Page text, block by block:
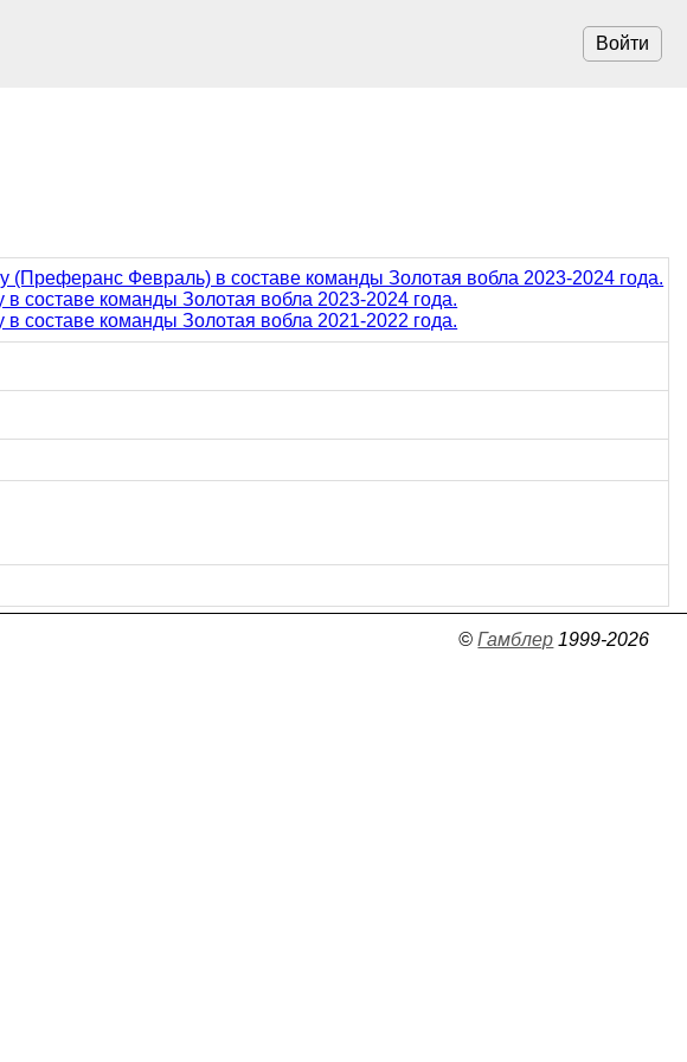
Войти
(Преферанс Февраль) в составе команды Золотая вобла 2023-2024 года.
составе команды Золотая вобла 2023-2024 года.
составе команды Золотая вобла 2021-2022 года.
©Гамблер 1999-2026